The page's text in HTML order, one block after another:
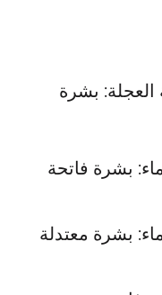
بشرة
بشرة فاتحة
بشرة معتدلة